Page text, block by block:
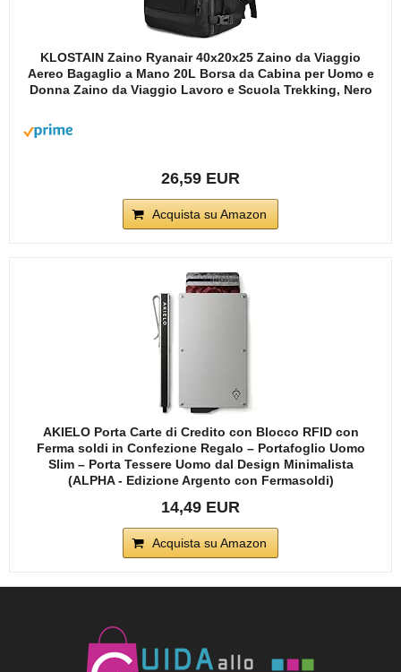
KLOSTAIN Zaino Ryanair 40x20x25 Zaino da Viaggio
Aereo Bagaglio a Mano 20L Borsa da Cabina per Uomo e
Donna Zaino da Viaggio Lavoro e Scuola Trekking, Nero
26,59 EUR
Acquista su Amazon
AKIELO Porta Carte di Credito con Blocco RFID con
Ferma soldi in Confezione Regalo – Portafoglio Uomo
Slim – Porta Tessere Uomo dal Design Minimalista
(ALPHA - Edizione Argento con Fermasoldi)
14,49 EUR
Acquista su Amazon